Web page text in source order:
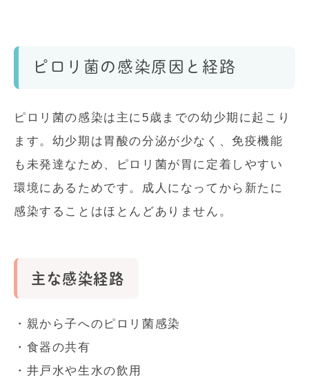
ピロリ菌の感染原因と経路
ピロリ菌の感染は主に5歳までの幼少期に起こり
ます。幼少期は胃酸の分泌が少なく、免疫機能
も未発達なため、ピロリ菌が胃に定着しやすい
環境にあるためです。成人になってから新たに
感染することはほとんどありません。
主な感染経路
・親から子へのピロリ菌感染
・食器の共有
・井戸水や生水の飲用